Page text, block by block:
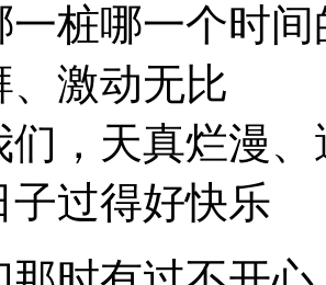
一桩哪一个时
、激动无比
们，天真烂漫
子过得好快乐